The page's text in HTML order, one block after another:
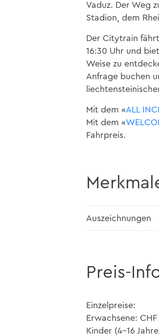
Vaduz. Der Weg
Stadion, dem
Der Citytrain
16:30 Uhr und
Weise zu
Anfrage buchen
Mit dem «ALL
Mit dem «
Fahrpreis.
Auszeichnungen
Preis-
Einzelpreise:
Erwachsene: CHF
Kinder (4-16